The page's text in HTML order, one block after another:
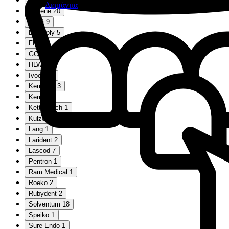
Διαμάντια
Coltene 20
DMG 9
Dentsply 5
FD
GC
HLW
Ivoclar
Kemdent
3
Kerr
Kettenbach 1
Kulzer
Lang 1
Larident 2
Lascod 7
Pentron 1
Ram Medical 1
Roeko 2
Rubydent 2
Solventum 18
Speiko 1
Sure Endo 1